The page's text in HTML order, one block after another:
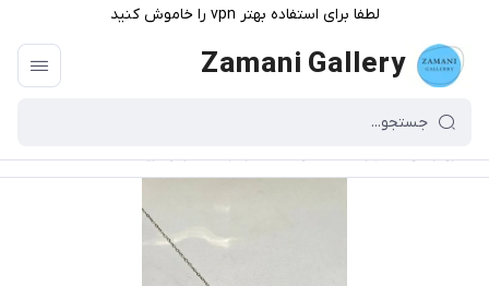
لطفا برای استفاده بهتر vpn را خاموش کنید
Zamani Gallery